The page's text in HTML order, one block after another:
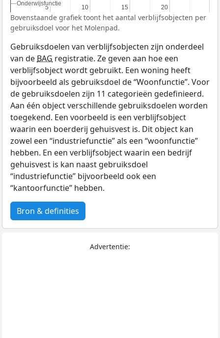
5
5 10
10 15
15 20
20
Onderwijsfunctie
Onderwijsfunctie
Bovenstaande grafiek toont het aantal verblijfsobjecten per
gebruiksdoel voor het Molenpad.
Gebruiksdoelen van verblijfsobjecten zijn onderdeel
van de BAG registratie. Ze geven aan hoe een
verblijfsobject wordt gebruikt. Een woning heeft
bijvoorbeeld als gebruiksdoel de “Woonfunctie”. Voor
de gebruiksdoelen zijn 11 categorieën gedefinieerd.
Aan één object verschillende gebruiksdoelen worden
toegekend. Een voorbeeld is een verblijfsobject
waarin een boerderij gehuisvest is. Dit object kan
zowel een “industriefunctie” als een “woonfunctie”
hebben. En een verblijfsobject waarin een bedrijf
gehuisvest is kan naast gebruiksdoel
“industriefunctie” bijvoorbeeld ook een
“kantoorfunctie” hebben.
Bron & definities
Advertentie: